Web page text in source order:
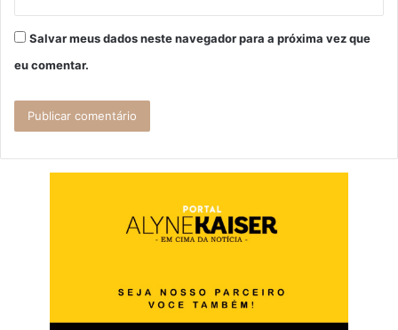
Salvar meus dados neste navegador para a próxima vez que
eu comentar.